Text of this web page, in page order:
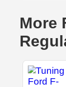
More